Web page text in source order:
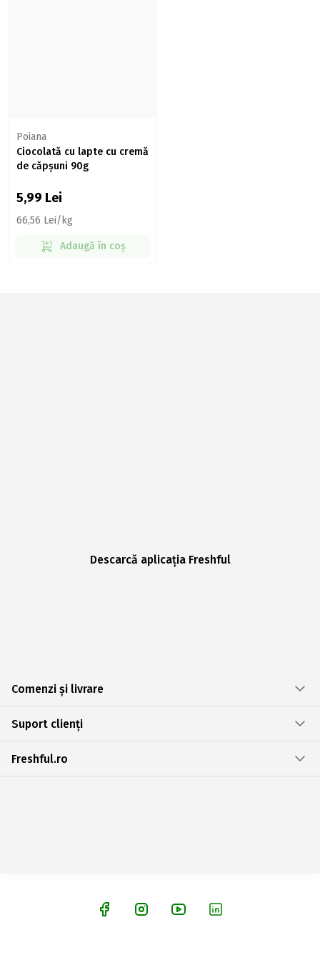
Poiana
Ciocolată cu lapte cu cremă
de căpșuni 90g
5,99 Lei
66,56 Lei/kg
Adaugă în coș
Descarcă aplicația Freshful
Comenzi și livrare
Suport clienți
Freshful.ro